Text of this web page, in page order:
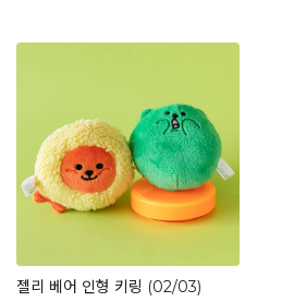
젤리 베어 인형 키링 (02/03)